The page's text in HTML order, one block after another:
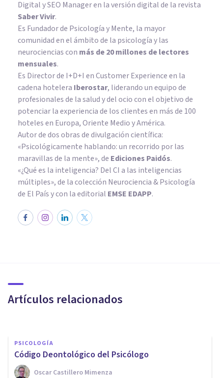
Digital y SEO Manager en la versión digital de la revista
Saber Vivir.
Es Fundador de Psicología y Mente, la mayor
comunidad en el ámbito de la psicología y las
neurociencias con más de 20 millones de lectores
mensuales.
Es Director de I+D+I en Customer Experience en la
cadena hotelera Iberostar, liderando un equipo de
profesionales de la salud y del ocio con el objetivo de
potenciar la experiencia de los clientes en más de 100
hoteles en Europa, Oriente Medio y América.
Autor de dos obras de divulgación científica:
«Psicológicamente hablando: un recorrido por las
maravillas de la mente», de Ediciones Paidós.
«¿Qué es la inteligencia? Del CI a las inteligencias
múltiples», de la colección Neurociencia & Psicología
de El País y con la editorial EMSE EDAPP.
Artículos relacionados
una profesión de futuro
PSICOLOGÍA
Código Deontológico del Psicólogo
Oscar Castillero Mimenza